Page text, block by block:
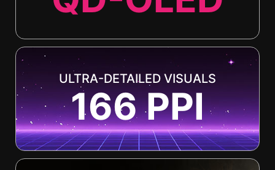
ULTRA-DETAILED VISUALS
166 PPI